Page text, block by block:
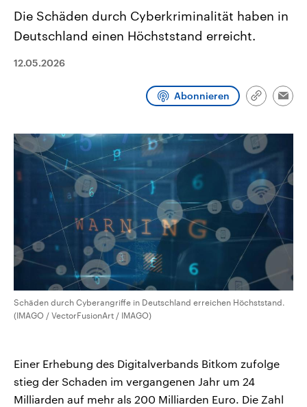
2026
September 2026 einen neuen
Umfragen, Prognosen,
Wahlprogramme, aktuelle Berichte
und Hintergründe zu den Parteien
und Kandidaten der anstehenden
Wahl.
Wirtschaftlich und
gehören die Vereinigten
den mächtigsten Ländern
Sendungen Programm Podcasts
Audio-Archiv
Die ​Schäden durch Cyberkriminalität haben in
Deutschland einen Höchststand erreicht.
12.05.2026
Abonnieren
Link
Schäden durch Cyberangriffe in Deutschland erreichen Höchststand.
(IMAGO / VectorFusionArt / IMAGO)
Einer Erhebung des Digitalverbands Bitkom zufolge
stieg der Schaden ‌im vergangenen Jahr ⁠um 24
Milliarden ⁠auf mehr als 200 Milliarden Euro. Die Zahl